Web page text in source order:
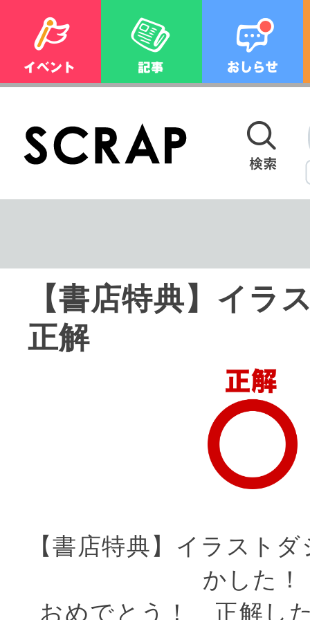
【書店特典】イラ
正解
【書店特典】イラスト
かした！
おめでとう！ 正解し